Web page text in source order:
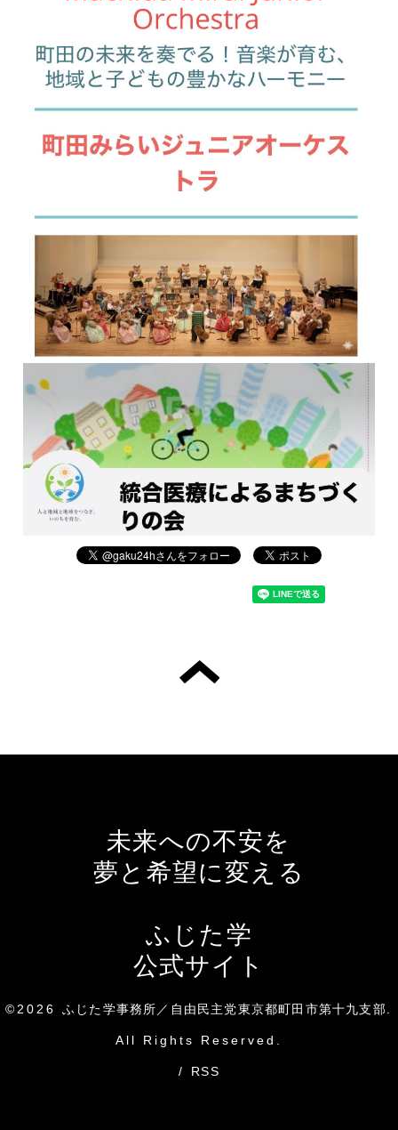
未来への不安を
夢と希望に変える
ふじた学
公式サイト
©2026ふじた学事務所／自由民主党東京都町田市第十九支部.
All Rights Reserved.
/ RSS